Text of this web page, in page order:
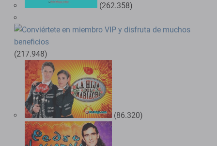
(262.358)
(217.948)
(86.320)